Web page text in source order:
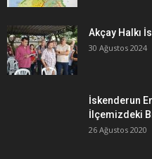
Akçay Halkı
30 Ağustos 2024
İskenderun
İlçemizdeki
26 Ağustos 2020